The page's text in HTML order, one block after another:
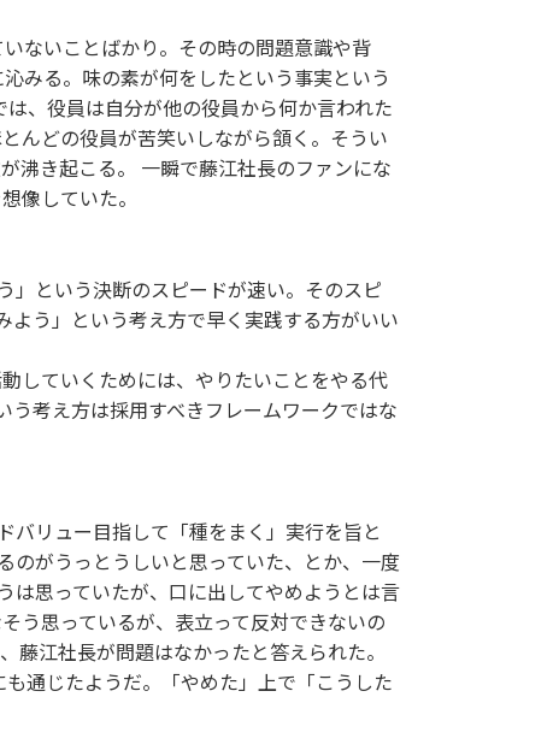
ないことばかり。その時の問題意識や背
みる。味の素が何をしたという事実という
、役員は自分が他の役員から何か言われた
んどの役員が苦笑いしながら頷く。そうい
沸き起こる。 一瞬で藤江社長のファンにな
像していた。
」という決断のスピードが速い。そのスピ
う」という考え方で早く実践する方がいい
していくためには、やりたいことをやる代
考え方は採用すべきフレームワークではな
バリュー目指して「種をまく」実行を旨と
のがうっとうしいと思っていた、とか、一度
は思っていたが、口に出してやめようとは言
う思っているが、表立って反対できないの
江社長が問題はなかったと答えられた。
通じたようだ。「やめた」上で「こうした